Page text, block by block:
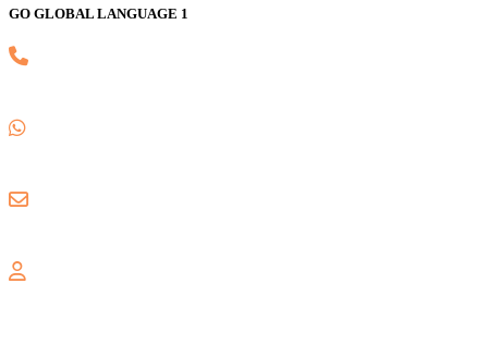
GO GLOBAL LANGUAGE 1